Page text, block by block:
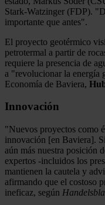
Stark-Watzinger (FDP).
importante que antes".
El proyecto geotérmico
petrotermal a partir de
requiere la presencia de
a "revolucionar la energía
Economía de Baviera,
Innovación
"Nuevos proyectos como
innovación [en Baviera].
aún más nuestra posición
expertos -incluidos los
mantienen la cautela y
afirmando que el costoso
ineficaz, según